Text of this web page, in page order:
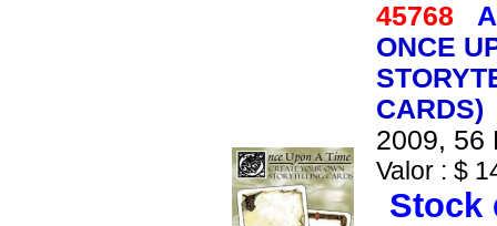
45768
ONCE
CARDS)
2009, 56
Valor : $
Stock